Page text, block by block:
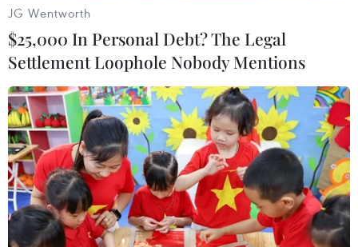
bay Long Thành và Tân Sơn Nhất
Dự án Quan trọng Quốc gia, Trọng điểm GTVT
Dự án cao tốc Châu Đốc-Cần Thơ-Sóc Trăng
thiếu nguồn vật liệu thi công
Dự án đường bộ cao tốc Gia Nghĩa-Chơn
Thành "đội vốn" hơn 350 tỷ đồng
JG Wentworth
$25,000 In Personal Debt? The Legal
Settlement Loophole Nobody Mentions